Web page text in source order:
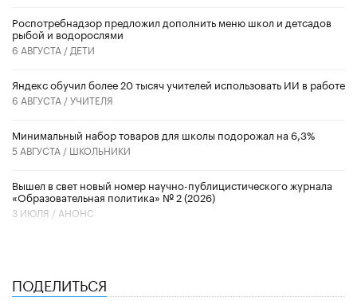
Роспотребнадзор предложил дополнить меню школ и детсадов
рыбой и водорослями
6 АВГУСТА / ДЕТИ
​Яндекс обучил более 20 тысяч учителей использовать ИИ в работе
6 АВГУСТА /УЧИТЕЛЯ
Минимальный набор товаров для школы подорожал на 6,3%
5 АВГУСТА / ШКОЛЬНИКИ
Вышел в свет новый номер научно-публицистического журнала
«Образовательная политика» № 2 (2026)
3 ИЮЛЯ / АНОНС
ПОДЕЛИТЬСЯ